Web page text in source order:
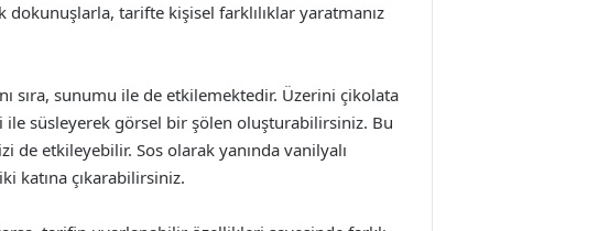
tarifte kişisel farklılıklar yaratmanız
sıra, sunumu ile de etkilemektedir. Üzerini çikolata
ile süsleyerek görsel bir şölen oluşturabilirsiniz. Bu
de etkileyebilir. Sos olarak yanında vanilyalı
katına çıkarabilirsiniz.